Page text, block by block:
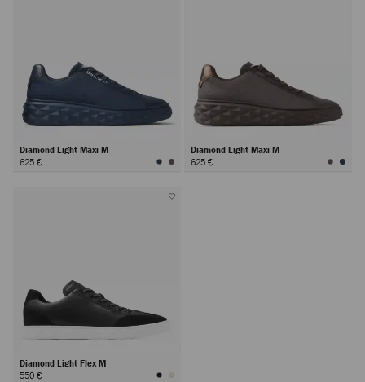
Diamond Light Maxi M
625 €
Diamond Light Maxi M
625 €
Diamond Light Flex M
550 €